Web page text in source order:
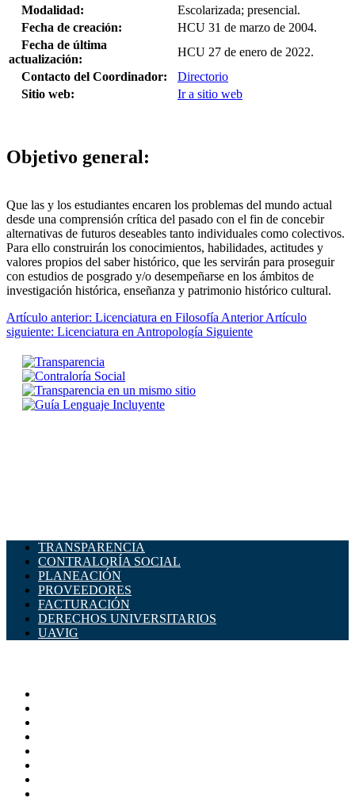
Modalidad:
Escolarizada; presencial.
Fecha de creación:
HCU 31 de marzo de 2004.
Fecha de última
actualización:
HCU 27 de enero de 2022.
Contacto del Coordinador:
Directorio
Sitio web:
Ir a sitio web
Objetivo general:
Que las y los estudiantes encaren los problemas del mundo actual
desde una comprensión crítica del pasado con el fin de concebir
alternativas de futuros deseables tanto individuales como colectivos.
Para ello construirán los conocimientos, habilidades, actitudes y
valores propios del saber histórico, que les servirán para proseguir
con estudios de posgrado y/o desempeñarse en los ámbitos de
investigación histórica, enseñanza y patrimonio histórico cultural.
Artículo anterior: Licenciatura en Filosofía Anterior Artículo
siguiente: Licenciatura en Antropología Siguiente
TRANSPARENCIA
CONTRALORÍA SOCIAL
PLANEACIÓN
PROVEEDORES
FACTURACIÓN
DERECHOS UNIVERSITARIOS
UAVIG